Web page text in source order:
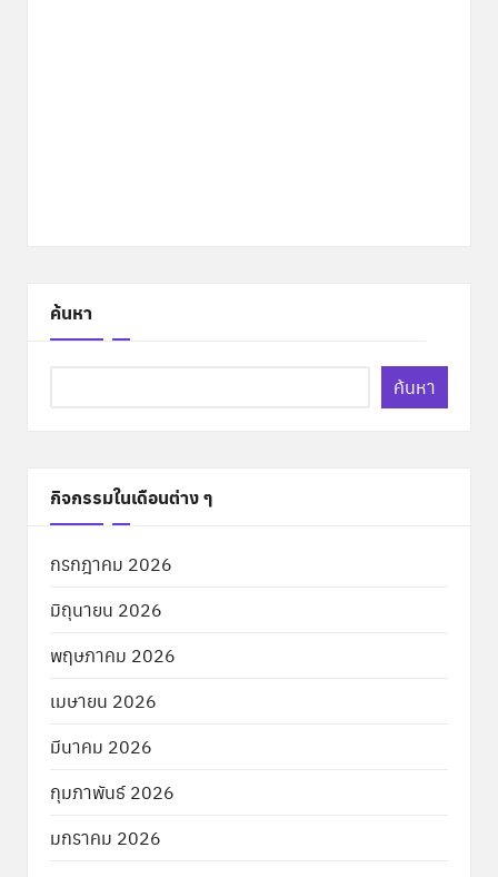
ค้นหา
ค้นหา
กิจกรรมในเดือนต่าง ๆ
กรกฎาคม 2026
มิถุนายน 2026
พฤษภาคม 2026
เมษายน 2026
มีนาคม 2026
กุมภาพันธ์ 2026
มกราคม 2026